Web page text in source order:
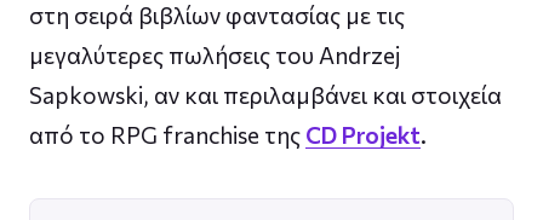
στη σειρά βιβλίων φαντασίας με τις
μεγαλύτερες πωλήσεις του Andrzej
Sapkowski, αν και περιλαμβάνει και στοιχεία
από το RPG franchise της CD Projekt.